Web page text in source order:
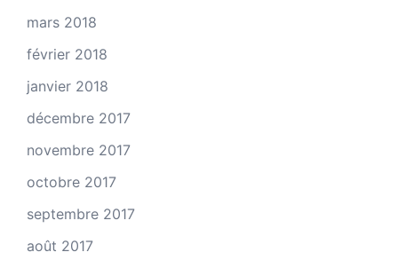
mars 2018
février 2018
janvier 2018
décembre 2017
novembre 2017
octobre 2017
septembre 2017
août 2017